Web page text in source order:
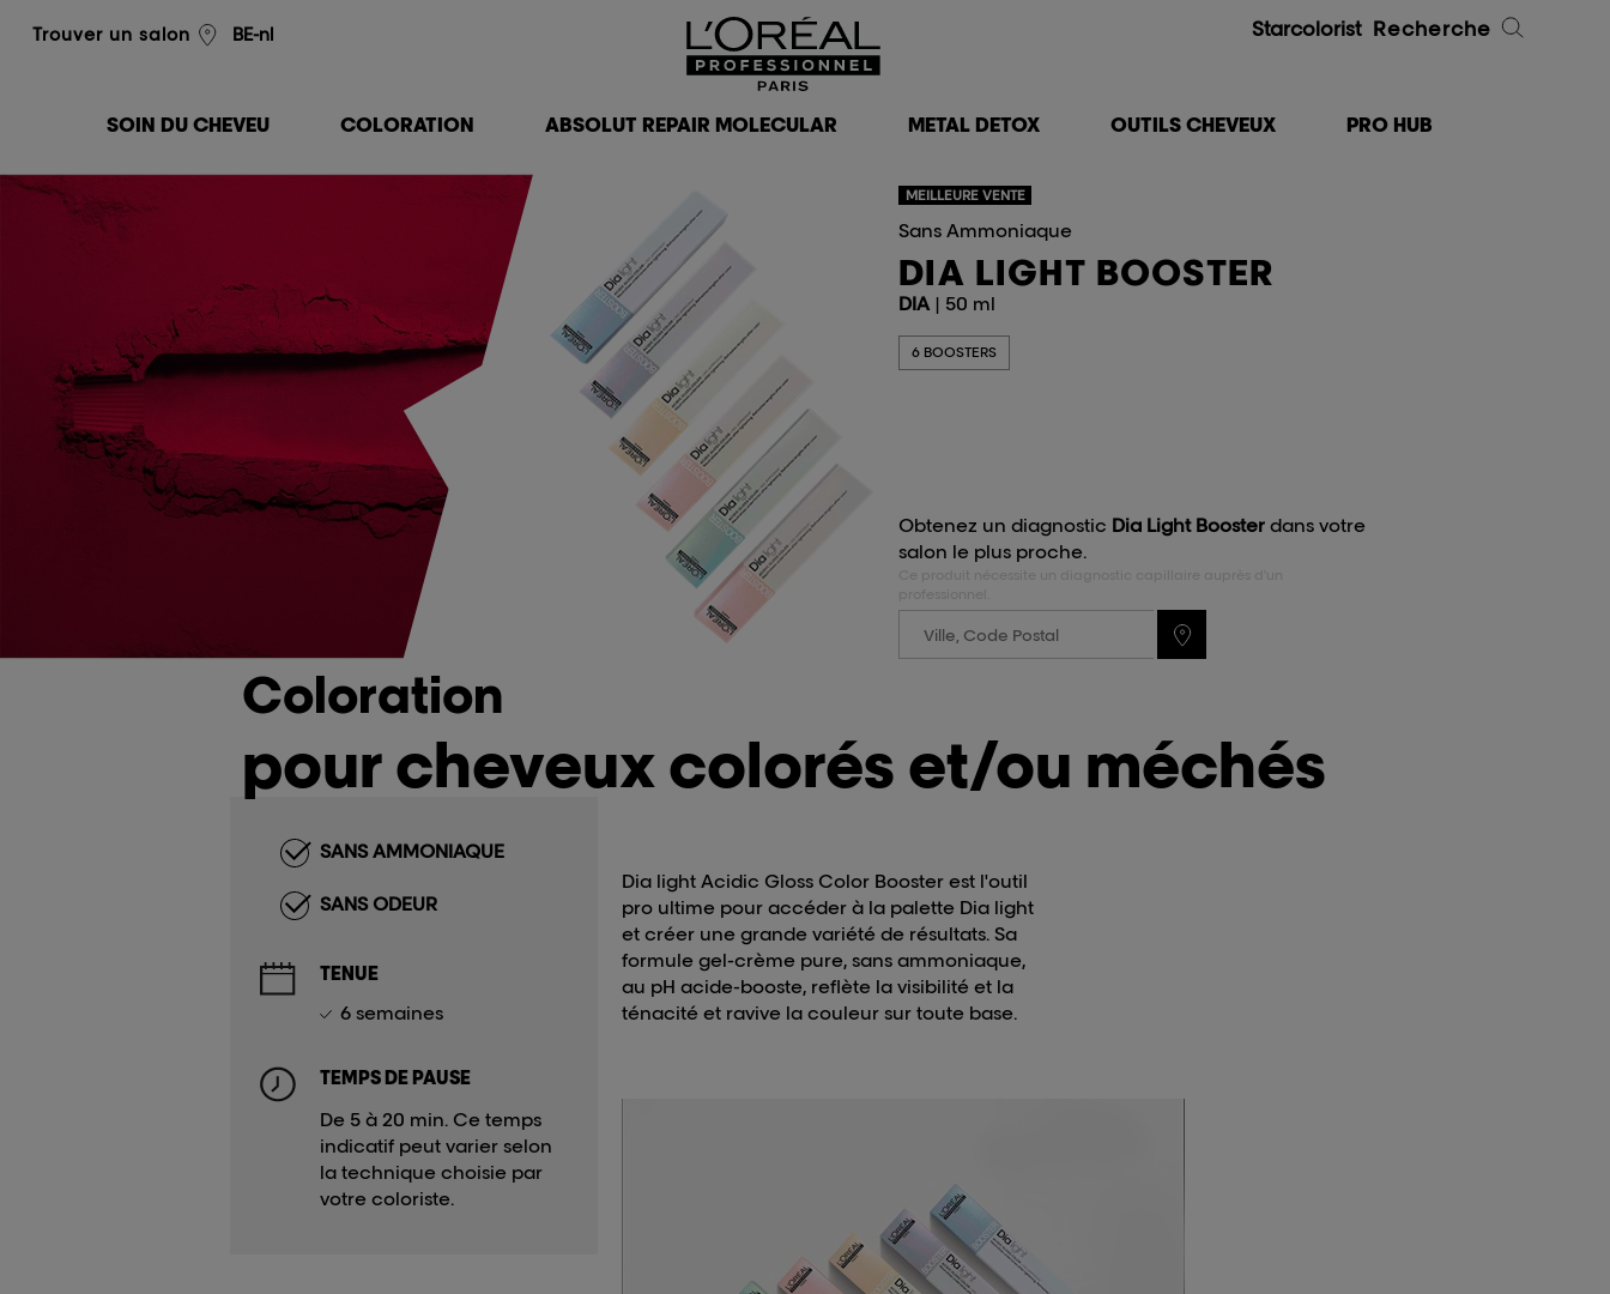
Trouver un salon BE-nl
L'Oréal Professionnel Starcolorist Recherche
SOIN DU CHEVEU COLORATION ABSOLUT REPAIR MOLECULAR METAL DETOX OUTILS CHEVEUX PRO HUB
MEILLEURE VENTE
Sans Ammoniaque
DIA LIGHT BOOSTER
DIA | 50 ml
6 BOOSTERS
Obtenez un diagnostic Dia Light Boosterdans votre
salon le plus proche.
Coloration
pour cheveux colorés et/ou méchés
SANS AMMONIAQUE
SANS ODEUR
TENUE
6 semaines
TEMPS DE PAUSE
De 5 à 20 min. Ce temps
indicatif peut varier selon
la technique choisie par
votre coloriste.
Dia light Acidic Gloss Color Booster est l'outil
pro ultime pour accéder à la palette Dia light
et créer une grande variété de résultats. Sa
formule gel-crème pure, sans ammoniaque,
au pH acide-booste, reflète la visibilité et la
ténacité et ravive la couleur sur toute base.